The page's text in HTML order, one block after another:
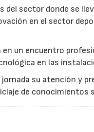
sector donde se
en el sector
un encuentro
en las
su atención y
de conocimientos
04/06/2026